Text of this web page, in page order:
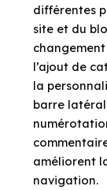
différentes
site et du
changement
l’ajout de
la
barre
améliorent
navigation.